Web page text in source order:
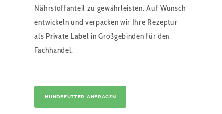
Nährstoffanteil zu gewährleisten. Auf Wunsch
entwickeln und verpacken wir Ihre Rezeptur
als Private Label in Großgebinden für den
Fachhandel.
HUNDEFUTTER ANFRAGEN